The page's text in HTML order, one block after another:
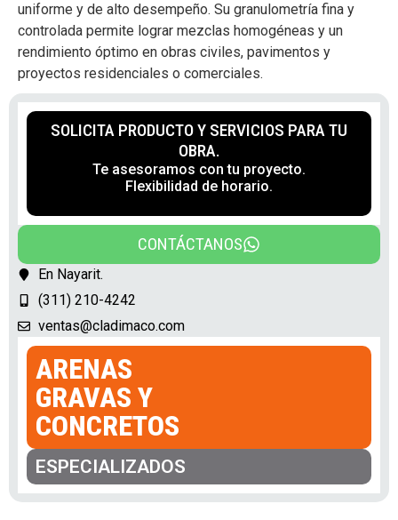
uniforme y de alto desempeño. Su granulometría fina y
controlada permite lograr mezclas homogéneas y un
rendimiento óptimo en obras civiles, pavimentos y
proyectos residenciales o comerciales.
SOLICITA PRODUCTO Y SERVICIOS PARA TU
OBRA.
Te asesoramos con tu proyecto.
Flexibilidad de horario.
CONTÁCTANOS
En Nayarit.
(311) 210-4242
ventas@cladimaco.com
ARENAS
GRAVAS Y
CONCRETOS
ESPECIALIZADOS